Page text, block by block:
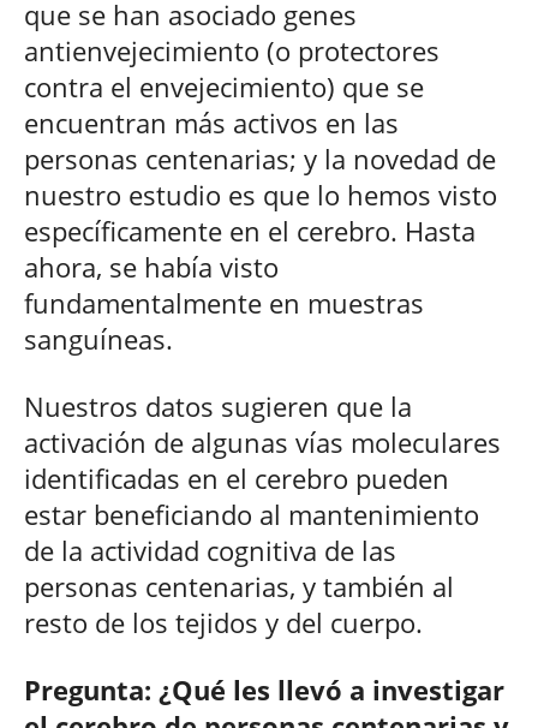
que se han asociado genes
antienvejecimiento (o protectores
contra el envejecimiento) que se
encuentran más activos en las
personas centenarias; y la novedad de
nuestro estudio es que lo hemos visto
específicamente en el cerebro. Hasta
ahora, se había visto
fundamentalmente en muestras
sanguíneas.
Nuestros datos sugieren que la
activación de algunas vías moleculares
identificadas en el cerebro pueden
estar beneficiando al mantenimiento
de la actividad cognitiva de las
personas centenarias, y también al
resto de los tejidos y del cuerpo.
Pregunta: ¿Qué les llevó a investigar